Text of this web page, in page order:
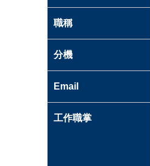
職稱
分機
Email
工作職掌